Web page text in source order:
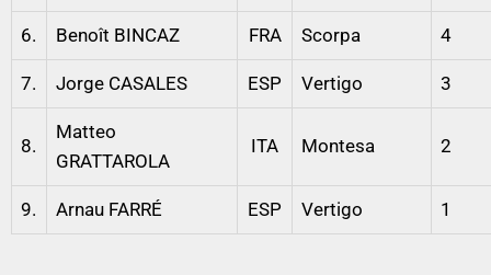
6. Benoît BINCAZ FRA Scorpa 4
7. Jorge CASALES ESP Vertigo 3
8.
Matteo
GRATTAROLA
ITA Montesa 2
9. Arnau FARRÉ ESP Vertigo 1